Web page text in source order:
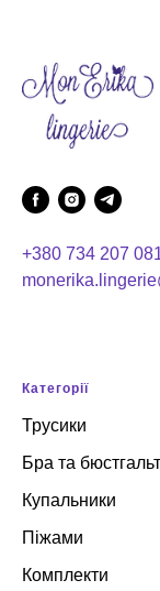
+380 734 207
Категорії
Трусики
Бра та
Купальники
Піжами
Комплекти